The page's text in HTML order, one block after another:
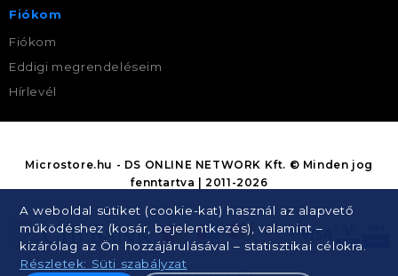
Fiókom
Fiókom
Eddigi megrendeléseim
Hírlevél
A weboldal sütiket (cookie-kat) használ az alapvető
működéshez (kosár, bejelentkezés), valamint –
kizárólag az Ön hozzájárulásával – statisztikai célokra.
Részletek: Süti szabályzat
Microstore.hu - DS ONLINE NETWORK Kft. © Minden jog
fenntartva | 2011-2026